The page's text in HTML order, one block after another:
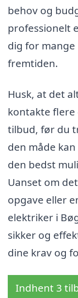
behov og
professionelt
dig for
fremtiden.
Husk, at det
kontakte
tilbud, før du
den måde
den bedst
Uanset om
opgave eller
elektriker i
sikker og
dine krav og
Indhent 3